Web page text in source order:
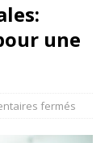
une
fermés